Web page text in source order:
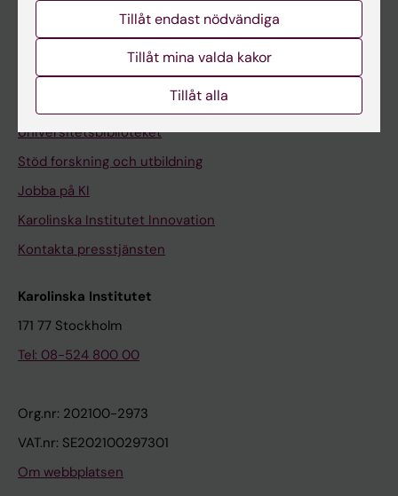
Medarbetarportalen
Universitetsbiblioteket
Stöd forskning och utbildning
Jobba på KI
Karolinska Institutet Innovation
Kontakta presstjänsten
Karolinska Institutet
171 77 Stockholm
Tel: 08-524 800 00
Org.nr: 202100-2973
VAT.nr: SE202100297301
Om webbplatsen
Tillåt endast nödvändiga
Tillåt mina valda kakor
Tillåt alla